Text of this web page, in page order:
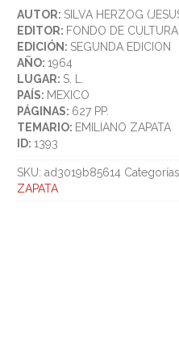
AUTOR: SILVA HERZOG
EDITOR: FONDO DE
EDICIÓN: SEGUNDA EDICION
AÑO:1964
LUGAR: S. L.
PAÍS: MEXICO
PÁGINAS: 627 PP.
TEMARIO: EMILIANO ZAPATA
ID:1393
SKU:ad3019b85614
ZAPATA